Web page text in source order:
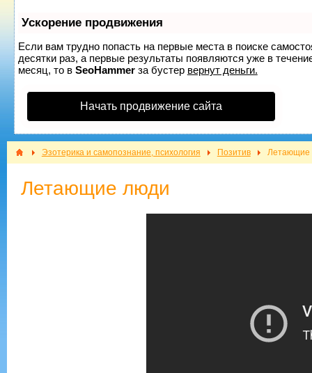
Ускорение продвижения
Если вам трудно попасть на первые места в поиске
десятки раз, а первые результаты появляются уже в
месяц, то в SeoHammerза бустер вернут деньги.
Начать продвижение сайта
Эзотерика и самопознание, психология Позитив Летающие
Летающие люди